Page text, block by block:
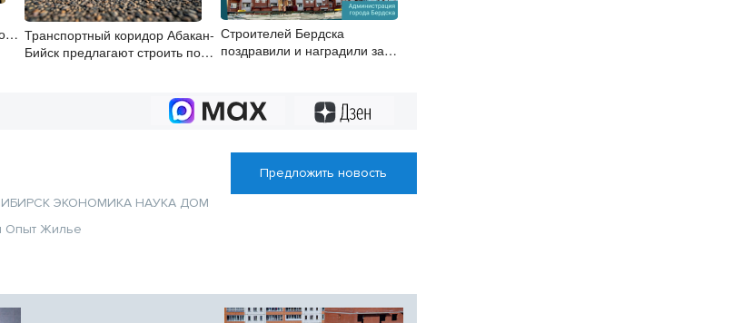
Транспортный коридор Абакан-
Бийск предлагают строить по
Строителей Бердска
поздравили и наградили за
Предложить новость
ЭКОНОМИКА НАУКА ДОМ
Опыт Жилье